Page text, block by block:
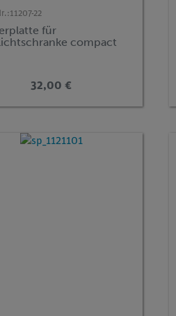
11207-22
für
compact
32,00 €